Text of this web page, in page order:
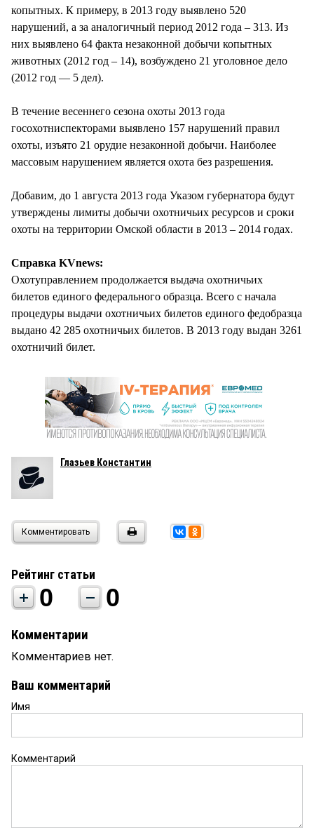
копытных. К примеру, в 2013 году выявлено 520
нарушений, а за аналогичный период 2012 года – 313. Из
них выявлено 64 факта незаконной добычи копытных
животных (2012 год – 14), возбуждено 21 уголовное дело
(2012 год — 5 дел).
В течение весеннего сезона охоты 2013 года
госохотниспекторами выявлено 157 нарушений правил
охоты, изъято 21 орудие незаконной добычи. Наиболее
массовым нарушением является охота без разрешения.
Добавим, до 1 августа 2013 года Указом губернатора будут
утверждены лимиты добычи охотничьих ресурсов и сроки
охоты на территории Омской области в 2013 – 2014 годах.
Справка KVnews:
Охотуправлением продолжается выдача охотничьих
билетов единого федерального образца. Всего с начала
процедуры выдачи охотничьих билетов единого федобразца
выдано 42 285 охотничьих билетов. В 2013 году выдан 3261
охотничий билет.
Глазьев Константин
Комментировать
Рейтинг статьи
0 0
Комментарии
Комментариев нет.
Ваш комментарий
Имя
Комментарий